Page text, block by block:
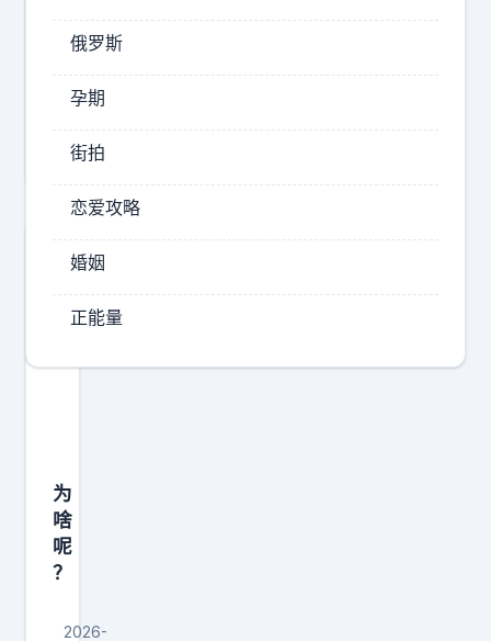
发
煌
聊
历
史
为
啥
呢
？
2026-
俄罗斯
孕期
街拍
恋爱攻略
婚姻
正能量